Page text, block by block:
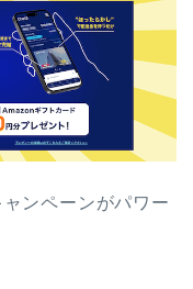
ンペーンがパワー